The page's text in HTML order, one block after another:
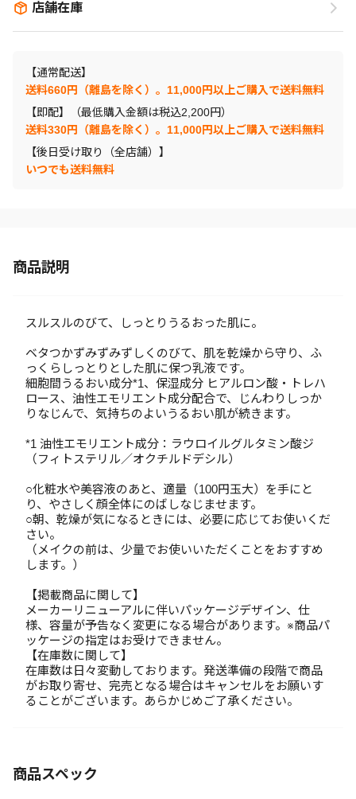
店舗在庫
【通常配送】
送料660円（離島を除く）。11,000円以上ご購入で送料無料
【即配】（最低購入金額は税込2,200円）
送料330円（離島を除く）。11,000円以上ご購入で送料無料
【後日受け取り（全店舗）】
いつでも送料無料
商品説明
スルスルのびて、しっとりうるおった肌に。
ベタつかずみずみずしくのびて、肌を乾燥から守り、ふ
っくらしっとりとした肌に保つ乳液です。
細胞間うるおい成分*1、保湿成分 ヒアルロン酸・トレハ
ロース、油性エモリエント成分配合で、じんわりしっか
りなじんで、気持ちのよいうるおい肌が続きます。
*1 油性エモリエント成分：ラウロイルグルタミン酸ジ
（フィトステリル／オクチルドデシル）
○化粧水や美容液のあと、適量（100円玉大）を手にと
り、やさしく顔全体にのばしなじませます。
○朝、乾燥が気になるときには、必要に応じてお使いくだ
さい。
（メイクの前は、少量でお使いいただくことをおすすめ
します。）
【掲載商品に関して】
メーカーリニューアルに伴いパッケージデザイン、仕
様、容量が予告なく変更になる場合があります。※商品パ
ッケージの指定はお受けできません。
【在庫数に関して】
在庫数は日々変動しております。発送準備の段階で商品
がお取り寄せ、完売となる場合はキャンセルをお願いす
ることがございます。あらかじめご了承ください。
商品スペック